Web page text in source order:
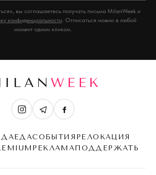
вы соглашаетесь получать письма MilanWeek и
конфиденциальности. Отписаться можно в любой
момент одним кликом.
WEEK
ЕДАСОБЫТИЯ РЕЛОКАЦИЯ
РЕКЛАМАПОДДЕРЖАТЬ